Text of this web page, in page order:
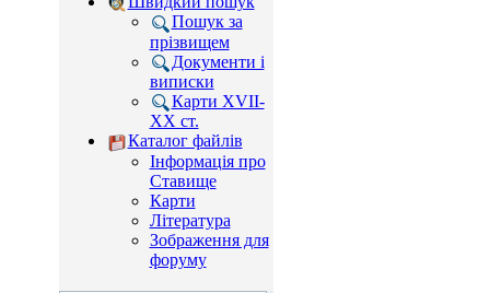
Пошук за
прізвищем
Документи і
виписки
Карти XVII-
XX ст.
Каталог файлів
Інформація про
Ставище
Карти
Література
Зображення для
форуму